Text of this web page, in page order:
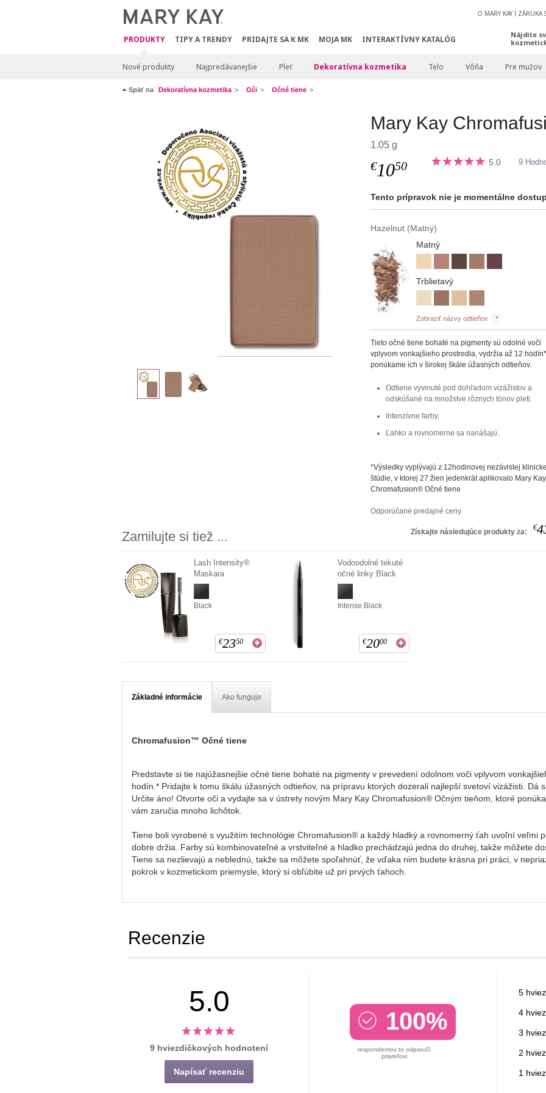
PRODUKTY TIPY A TRENDY PRIDAJTE SA K MK MOJA MK INTERAKTÍVNY KATALÓG
O MARY KAY ZÁRUKA
Nájdite
Nové produkty Najpredávanejšie Pleť Dekoratívna kozmetika Telo Vôňa Pre mužov
Späť na Dekoratívna kozmetika Oči Očné tiene
Mary Kay
1.05 g
€1050 5.0 9
Tento prípravok nie je momentálne
Hazelnut (Matný)
Matný
Trblietavý
Zobraziť názvy odtieňov
Tieto očné tiene bohaté na pigmenty sú odolné voči
vplyvom vonkajšieho prostredia, vydržia až 12
ponúkame ich v širokej škále úžasných odtieňov.
Odtiene vyvinuté pod dohľadom vizážistov a
odskúšané na množstve rôznych tónov pleti.
Intenzívne farby.
Ľahko a rovnomerne sa nanášajú.
*Výsledky vyplývajú z 12hodinovej nezávislej
štúdie, v ktorej 27 žien jedenkrát aplikovalo Mary Kay
Chromafusion® Očné tiene
Odporúčané predajné ceny.
Zamilujte si tiež ... Získajte následujúce produkty za: €
Lash Intensity®
Maskara
Black
€2350
Vodoodolné tekuté
očné linky Black
Intense Black
€2000
Základné informácie Ako funguje
Chromafusion™ Očné tiene
Predstavte si tie najúžasnejšie očné tiene bohaté na pigmenty v prevedení odolnom voči vplyvom
hodín.* Pridajte k tomu škálu úžasných odtieňov, na prípravu ktorých dozerali najlepší svetoví vizážisti. Dá
Určite áno! Otvorte oči a vydajte sa v ústrety novým Mary Kay Chromafusion® Očným tieňom, ktoré
vám zaručia mnoho lichôtok.
Tiene boli vyrobené s využitím technológie Chromafusion® a každý hladký a rovnomerný ťah uvoľní veľmi
dobre držia. Farby sú kombinovateľné a vrstviteľné a hladko prechádzajú jedna do druhej, takže môžete
Tiene sa nezlievajú a neblednú, takže sa môžete spoľahnúť, že vďaka nim budete krásna pri práci, v
pokrok v kozmetickom priemysle, ktorý si obľúbite už pri prvých ťahoch.
Recenzie
5.0
9 hviezdičkových hodnotení
Napísať recenziu
100%
respondentov to odporučí
priateľovi
5
4
3
2
1